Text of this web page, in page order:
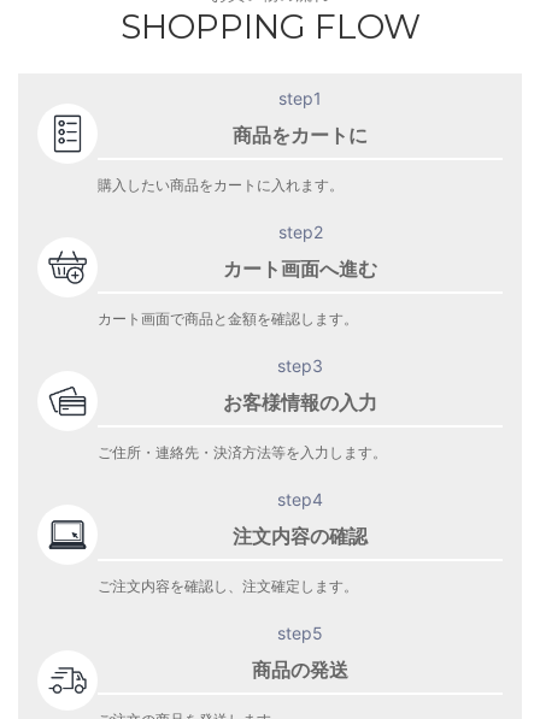
SHOPPING FLOW
step1
商品をカートに
購入したい商品をカートに入れます。
step2
カート画面へ進む
カート画面で商品と金額を確認します。
step3
お客様情報の入力
ご住所・連絡先・決済方法等を入力します。
step4
注文内容の確認
ご注文内容を確認し、注文確定します。
step5
商品の発送